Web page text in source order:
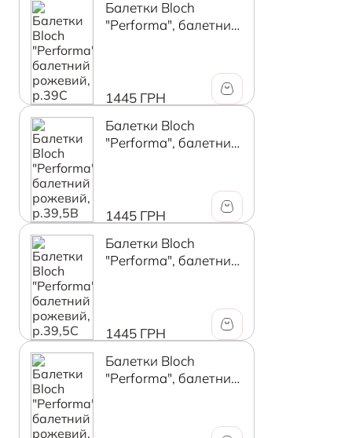
Балетки Bloch
"Performa", балетний
1445 ГРН
Балетки Bloch
"Performa", балетний
1445 ГРН
Балетки Bloch
"Performa", балетний
1445 ГРН
Балетки Bloch
"Performa", балетний